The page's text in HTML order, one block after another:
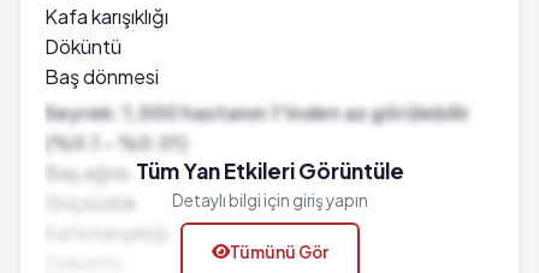
Kafa karışıklığı
Döküntü
Baş dönmesi
Kansızlık
Kaşıntı
Saç kaybı
Alerjik reaksiyonlar
Karıncalanma hissi
Seyrek: 1,000 hastanın 1'inden az görülebilir
(%0.1 - %0.01)
Baş ağrısı
Güçsüzlük
Kafa karışıklığı
Tüm Yan Etkileri Görüntüle
Detaylı bilgi için giriş yapın
Tümünü Gör